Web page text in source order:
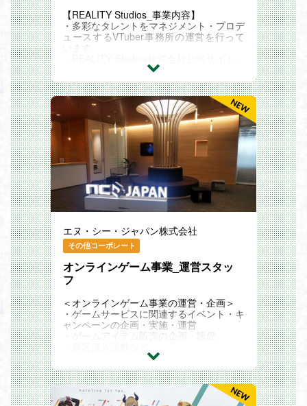
【REALITY Studios_事業内容】
・多彩なタレントをマネジメント・プロデ
ュースするVTuber事務所の運営を行って
います。
https://reality-studios.inc/
・REALITY Studios株式会社公式Twitter：
https://twitter.com/REALITY_STUDIO_
【仕事内容】
REALITY Studios社での人事労務担当とし
て下記業務を担っていただきます。
◆業務内容 (一例)
・労務業務
・雇用契約手続き：契約更新や無期化の管
理、仕組み化提案
・休職/復職調整：産育休や傷病休職に関
する調整
・保険手続き：社会保険や労働保険の適切
な手続き管理
通じて法令遵守
・給与・経理業務
・給与支払・税務業務：給与支払及び税務
関連業務の実施、管理
・経理業務：給与仕訳や立替金管理等の業
務、管理
・その他総務関連業務
・健康管理サポート：産業医面談や労災申
請の調整
・年金・マイナンバー管理：確定拠出年金
・証明書・申請手続き：各種証明書の発行
※その他、ご経験やスキルに応じて、将来
的な労務業務完全内製化に向けた整備・ご
提案を順次お任せさせていただきます。
エヌ・シー・ジャパン株式会社
その他コーポレート
オンラインゲーム事業_運営スタッ
フ
＜オンラインゲーム事業の運営・企画＞
・ゲームサービスに関連するイベント・キ
ャンペーンの企画・実施・運営
・ゲームアイテム販売の企画・販促
これらの活動を各サービス指標に合わせ
て、スケジューリンクし計画的に運用